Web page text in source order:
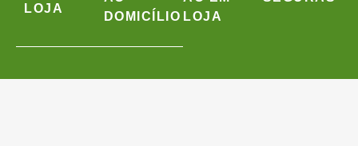
LOJA
DOMICÍLIO LOJA